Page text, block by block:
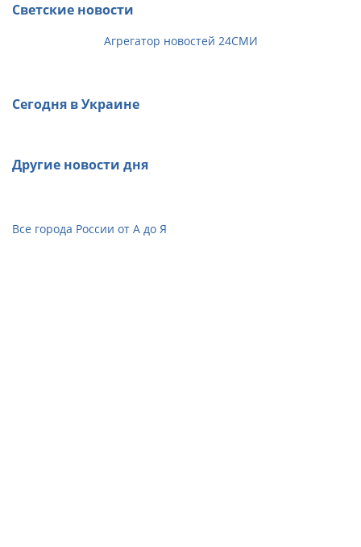
Светские новости
Агрегатор новостей 24СМИ
Сегодня в Украине
Другие новости дня
Все города России от А до Я